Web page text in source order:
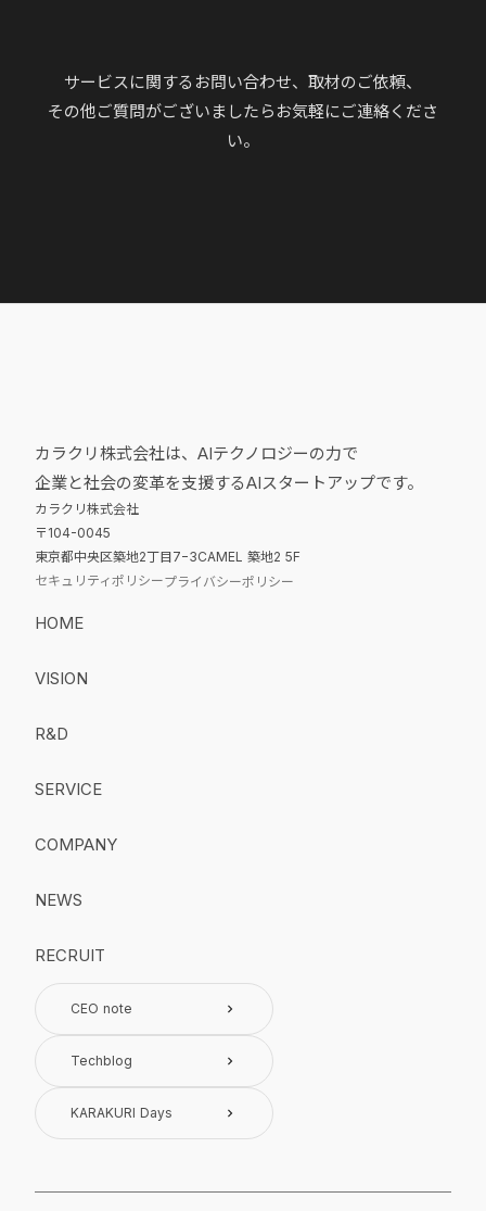
サービスに関するお問い合わせ、取材のご依頼、
その他ご質問がございましたらお気軽にご連絡くださ
い。
カラクリ株式会社は、AIテクノロジーの力で
企業と社会の変革を支援するAIスタートアップです。
カラクリ株式会社
〒104-0045
東京都中央区築地2丁目7−3CAMEL 築地2 5F
セキュリティポリシープライバシーポリシー
HOME
VISION
R&D
SERVICE
COMPANY
NEWS
RECRUIT
CEO note keyboard_arrow_right
Techblog keyboard_arrow_right
KARAKURI Days keyboard_arrow_right